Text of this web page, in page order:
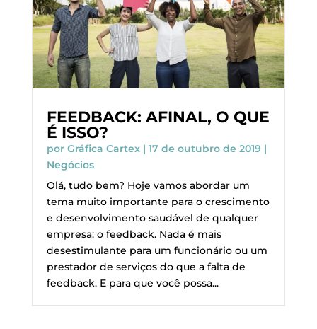
FEEDBACK: AFINAL, O QUE
É ISSO?
por Gráfica Cartex| 17 de outubro de 2019 |
Negócios
Olá, tudo bem? Hoje vamos abordar um
tema muito importante para o crescimento
e desenvolvimento saudável de qualquer
empresa: o feedback. Nada é mais
desestimulante para um funcionário ou um
prestador de serviços do que a falta de
feedback. E para que você possa...